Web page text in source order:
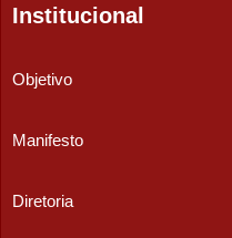
Institucional
Objetivo
Manifesto
Diretoria